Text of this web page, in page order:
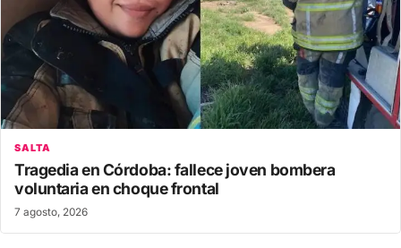
SALTA
Tragedia en Córdoba: fallece joven bombera
voluntaria en choque frontal
7 agosto, 2026